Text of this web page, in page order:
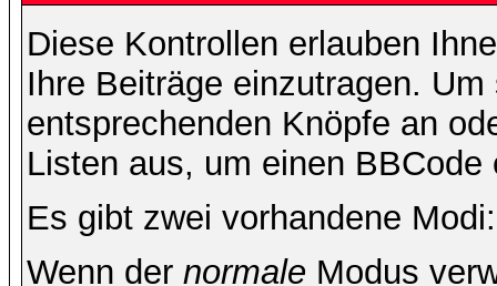
Diese Kontrollen erlauben
Ihre Beiträge einzutragen.
entsprechenden Knöpfe an
Listen aus, um einen BBCode
Es gibt zwei vorhandene
Wenn der normale Modus